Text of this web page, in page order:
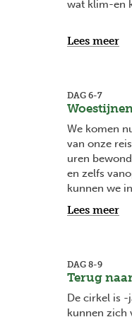
wat klim-en
typische
Lees meer
DAG 6-7
We komen
van onze
uren
en zelfs
kunnen we
sterren en
kampvuur.
het
één van de
Lees meer
DAG 8-9
Terug
De cirkel is
kunnen zich